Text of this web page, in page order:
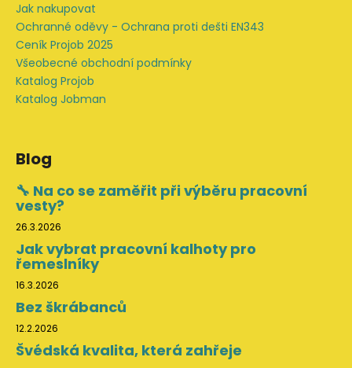
Jak nakupovat
Ochranné oděvy - Ochrana proti dešti EN343
Ceník Projob 2025
Všeobecné obchodní podmínky
Katalog Projob
Katalog Jobman
Blog
🔧 Na co se zaměřit při výběru pracovní
vesty?
26.3.2026
Jak vybrat pracovní kalhoty pro
řemeslníky
16.3.2026
Bez škrábanců
12.2.2026
Švédská kvalita, která zahřeje